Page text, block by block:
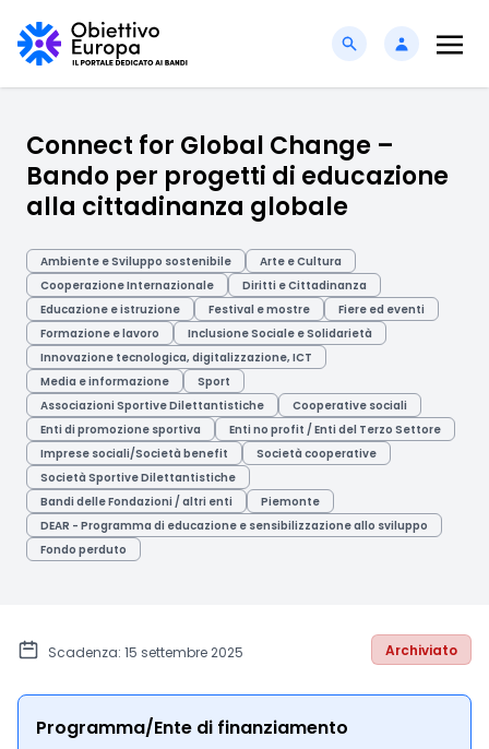
Connect for Global Change –
Bando per progetti di educazione
alla cittadinanza globale
Ambiente e Sviluppo sostenibile
Arte e Cultura
Cooperazione Internazionale
Diritti e Cittadinanza
Educazione e istruzione
Festival e mostre
Fiere ed eventi
Formazione e lavoro
Inclusione Sociale e Solidarietà
Innovazione tecnologica, digitalizzazione, ICT
Media e informazione
Sport
Associazioni Sportive Dilettantistiche
Cooperative sociali
Enti di promozione sportiva
Enti no profit / Enti del Terzo Settore
Imprese sociali/Società benefit
Società cooperative
Società Sportive Dilettantistiche
Bandi delle Fondazioni / altri enti
Piemonte
DEAR - Programma di educazione e sensibilizzazione allo sviluppo
Fondo perduto
Scadenza: 15 settembre 2025 Archiviato
Programma/Ente di finanziamento